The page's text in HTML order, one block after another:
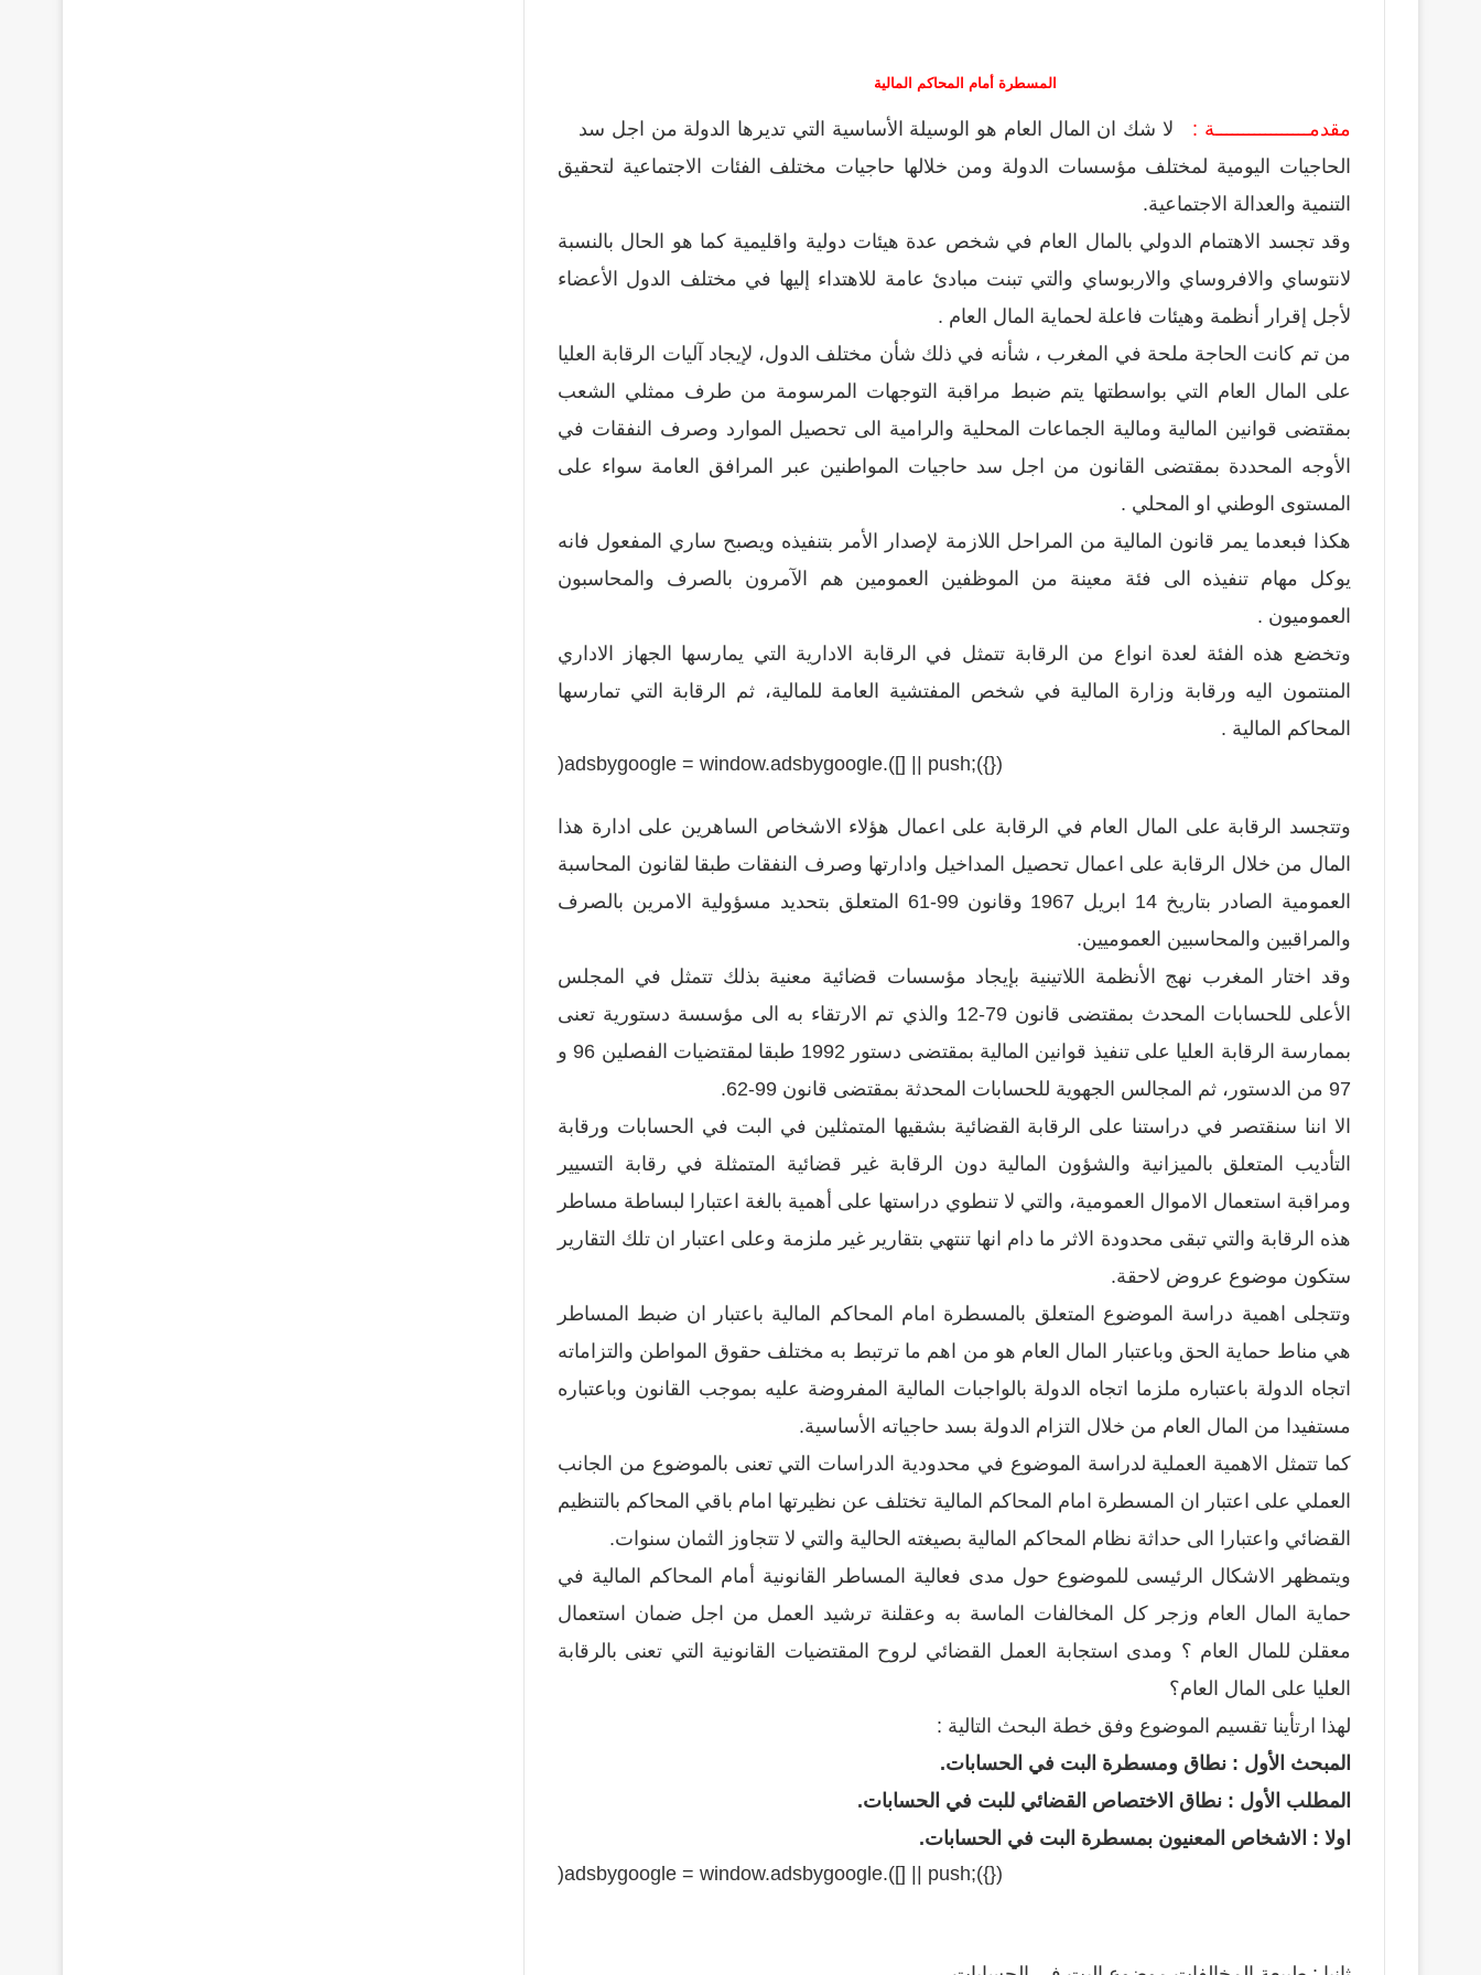
المسطرة أمام المحاكم المالية
مقدمـــــــــــــــــة : لا شك ان المال العام هو الوسيلة الأساسية التي تديرها الدولة من اجل سد
الحاجيات اليومية لمختلف مؤسسات الدولة ومن خلالها حاجيات مختلف الفئات الاجتماعية لتحقيق
التنمية والعدالة الاجتماعية.
وقد تجسد الاهتمام الدولي بالمال العام في شخص عدة هيئات دولية واقليمية كما هو الحال بالنسبة
لانتوساي والافروساي والاربوساي والتي تبنت مبادئ عامة للاهتداء إليها في مختلف الدول الأعضاء
لأجل إقرار أنظمة وهيئات فاعلة لحماية المال العام .
من تم كانت الحاجة ملحة في المغرب ، شأنه في ذلك شأن مختلف الدول، لإيجاد آليات الرقابة العليا
على المال العام التي بواسطتها يتم ضبط مراقبة التوجهات المرسومة من طرف ممثلي الشعب
بمقتضى قوانين المالية ومالية الجماعات المحلية والرامية الى تحصيل الموارد وصرف النفقات في
الأوجه المحددة بمقتضى القانون من اجل سد حاجيات المواطنين عبر المرافق العامة سواء على
المستوى الوطني او المحلي .
هكذا فبعدما يمر قانون المالية من المراحل اللازمة لإصدار الأمر بتنفيذه ويصبح ساري المفعول فانه
يوكل مهام تنفيذه الى فئة معينة من الموظفين العمومين هم الآمرون بالصرف والمحاسبون
العموميون .
وتخضع هذه الفئة لعدة انواع من الرقابة تتمثل في الرقابة الادارية التي يمارسها الجهاز الاداري
المنتمون اليه ورقابة وزارة المالية في شخص المفتشية العامة للمالية، ثم الرقابة التي تمارسها
المحاكم المالية .
(adsbygoogle = window.adsbygoogle || []).push({});
وتتجسد الرقابة على المال العام في الرقابة على اعمال هؤلاء الاشخاص الساهرين على ادارة هذا
المال من خلال الرقابة على اعمال تحصيل المداخيل وادارتها وصرف النفقات طبقا لقانون المحاسبة
العمومية الصادر بتاريخ 14 ابريل 1967 وقانون 99-61 المتعلق بتحديد مسؤولية الامرين بالصرف
والمراقبين والمحاسبين العموميين.
وقد اختار المغرب نهج الأنظمة اللاتينية بإيجاد مؤسسات قضائية معنية بذلك تتمثل في المجلس
الأعلى للحسابات المحدث بمقتضى قانون 79-12 والذي تم الارتقاء به الى مؤسسة دستورية تعنى
بممارسة الرقابة العليا على تنفيذ قوانين المالية بمقتضى دستور 1992 طبقا لمقتضيات الفصلين 96 و
97 من الدستور، ثم المجالس الجهوية للحسابات المحدثة بمقتضى قانون 99-62.
الا اننا سنقتصر في دراستنا على الرقابة القضائية بشقيها المتمثلين في البت في الحسابات ورقابة
التأديب المتعلق بالميزانية والشؤون المالية دون الرقابة غير قضائية المتمثلة في رقابة التسيير
ومراقبة استعمال الاموال العمومية، والتي لا تنطوي دراستها على أهمية بالغة اعتبارا لبساطة مساطر
هذه الرقابة والتي تبقى محدودة الاثر ما دام انها تنتهي بتقارير غير ملزمة وعلى اعتبار ان تلك التقارير
ستكون موضوع عروض لاحقة.
وتتجلى اهمية دراسة الموضوع المتعلق بالمسطرة امام المحاكم المالية باعتبار ان ضبط المساطر
هي مناط حماية الحق وباعتبار المال العام هو من اهم ما ترتبط به مختلف حقوق المواطن والتزاماته
اتجاه الدولة باعتباره ملزما اتجاه الدولة بالواجبات المالية المفروضة عليه بموجب القانون وباعتباره
مستفيدا من المال العام من خلال التزام الدولة بسد حاجياته الأساسية.
كما تتمثل الاهمية العملية لدراسة الموضوع في محدودية الدراسات التي تعنى بالموضوع من الجانب
العملي على اعتبار ان المسطرة امام المحاكم المالية تختلف عن نظيرتها امام باقي المحاكم بالتنظيم
القضائي واعتبارا الى حداثة نظام المحاكم المالية بصيغته الحالية والتي لا تتجاوز الثمان سنوات.
ويتمظهر الاشكال الرئيسى للموضوع حول مدى فعالية المساطر القانونية أمام المحاكم المالية في
حماية المال العام وزجر كل المخالفات الماسة به وعقلنة ترشيد العمل من اجل ضمان استعمال
معقلن للمال العام ؟ ومدى استجابة العمل القضائي لروح المقتضيات القانونية التي تعنى بالرقابة
العليا على المال العام؟
لهذا ارتأينا تقسيم الموضوع وفق خطة البحث التالية :
المبحث الأول : نطاق ومسطرة البت في الحسابات.
المطلب الأول : نطاق الاختصاص القضائي للبت في الحسابات.
اولا : الاشخاص المعنيون بمسطرة البت في الحسابات.
(adsbygoogle = window.adsbygoogle || []).push({});